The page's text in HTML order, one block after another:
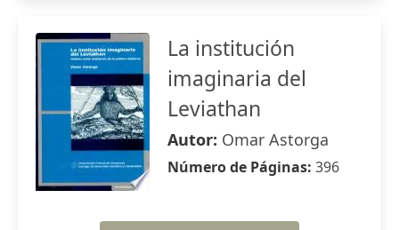
La institución
imaginaria del
Leviathan
Autor: Omar Astorga
Número de Páginas: 396